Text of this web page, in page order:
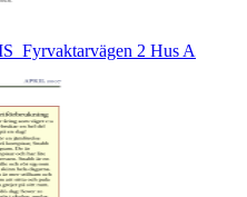
2 Hus A